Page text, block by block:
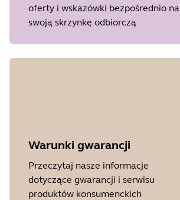
oferty i wskazówki bezpośrednio na
swoją skrzynkę odbiorczą
Warunki gwarancji
Przeczytaj nasze informacje
dotyczące gwarancji i serwisu
produktów konsumenckich